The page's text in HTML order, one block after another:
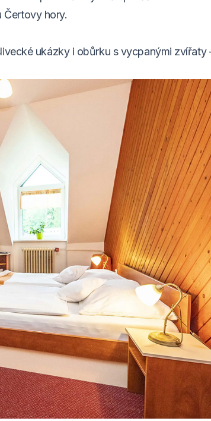
Čertovy hory.
ukázky i obůrku s vycpanými zvířaty